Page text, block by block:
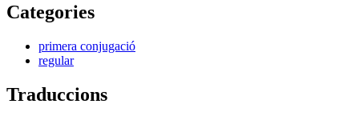
Categories
primera conjugació
regular
Traduccions